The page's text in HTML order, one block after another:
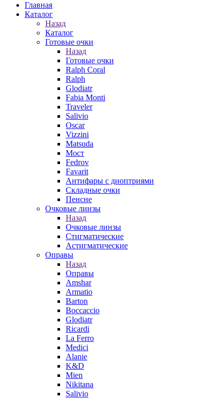
Главная
Каталог
Назад
Каталог
Готовые очки
Назад
Готовые очки
Ralph Coral
Ralph
Glodiatr
Fabia Monti
Traveler
Salivio
Oscar
Vizzini
Matsuda
Мост
Fedrov
Favarit
Антифары с диоптриями
Складные очки
Пенсне
Очковые линзы
Назад
Очковые линзы
Стигматические
Астигматические
Оправы
Назад
Оправы
Amshar
Armatio
Barton
Boccaccio
Glodiatr
Ricardi
La Ferro
Medici
Alanie
K&D
Mien
Nikitana
Salivio